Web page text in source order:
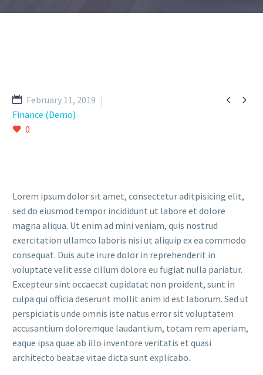
 
February 11, 2019
Finance (Demo)
0
Lorem ipsum dolor sit amet, consectetur aditpisicing elit,
sed do eiusmod tempor incididunt ut labore et dolore
magna aliqua. Ut enim ad mini veniam, quis nostrud
exercitation ullamco laboris nisi ut aliquip ex ea commodo
consequat. Duis aute irure dolor in reprehenderit in
voluptate velit esse cillum dolore eu fugiat nulla pariatur.
Excepteur sint occaecat cupidatat non proident, sunt in
culpa qui officia deserunt mollit anim id est laborum. Sed ut
perspiciatis unde omnis iste natus error sit voluptatem
accusantium doloremque laudantium, totam rem aperiam,
eaque ipsa quae ab illo inventore veritatis et quasi
architecto beatae vitae dicta sunt explicabo.